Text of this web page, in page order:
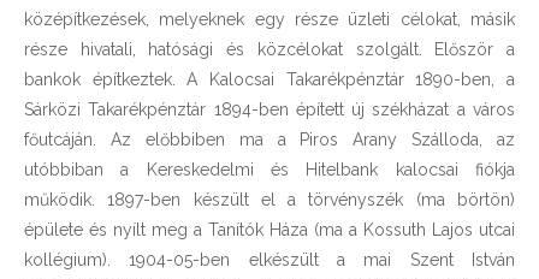
középítkezések, melyeknek egy része üzleti célokat, másik
része hivatali, hatósági és közcélokat szolgált. Először a
bankok építkeztek. A Kalocsai Takarékpénztár 1890-ben, a
Sárközi Takarékpénztár 1894-ben épített új székházat a város
főutcáján. Az előbbiben ma a Piros Arany Szálloda, az
utóbbiban a Kereskedelmi és Hitelbank kalocsai fiókja
működik. 1897-ben készült el a törvényszék (ma börtön)
épülete és nyílt meg a Tanítók Háza (ma a Kossuth Lajos utcai
kollégium). 1904-05-ben elkészült a mai Szent István